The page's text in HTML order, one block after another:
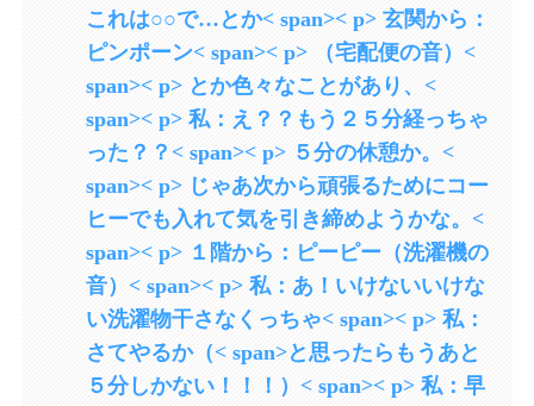
これは○○で…とか< span>< p> 玄関から：
ピンポーン< span>< p> （宅配便の音）<
span>< p> とか色々なことがあり、<
span>< p> 私：え？？もう２５分経っちゃ
った？？< span>< p> ５分の休憩か。<
span>< p> じゃあ次から頑張るためにコー
ヒーでも入れて気を引き締めようかな。<
span>< p> １階から：ピーピー（洗濯機の
音）< span>< p> 私：あ！いけないいけな
い洗濯物干さなくっちゃ< span>< p> 私：
さてやるか（< span>と思ったらもうあと
５分しかない！！！）< span>< p> 私：早